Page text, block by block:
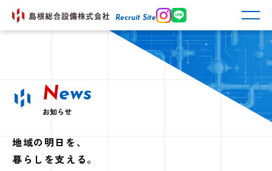
Recruit Site
News
お知らせ
地域の明日を、
暮らしを支える。